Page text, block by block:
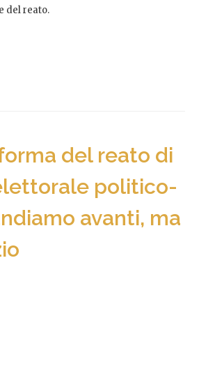
del reato.
del reato di
politico-
avanti, ma